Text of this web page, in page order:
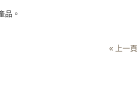
品。
« 上一頁